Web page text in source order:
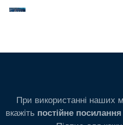
При використанні наших
вкажіть постійне